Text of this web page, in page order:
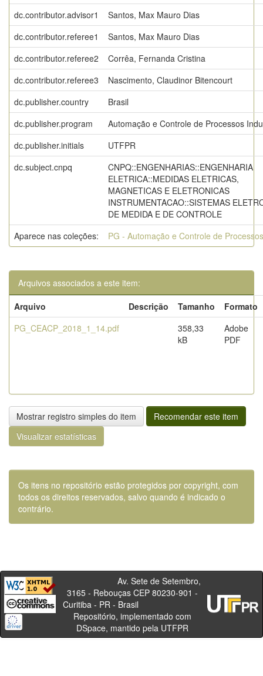
dc.contributor.advisor1
Santos, Max Mauro Dias
dc.contributor.referee1
Santos, Max Mauro Dias
dc.contributor.referee2
Corrêa, Fernanda Cristina
dc.contributor.referee3
Nascimento, Claudinor Bitencourt
dc.publisher.country
Brasil
dc.publisher.program
Automação e Controle de Processos
dc.publisher.initials
UTFPR
dc.subject.cnpq
CNPQ::ENGENHARIAS::ENGENHARIA
ELETRICA::MEDIDAS ELETRICAS,
MAGNETICAS E ELETRONICAS
INSTRUMENTACAO::SISTEMAS
DE MEDIDA E DE CONTROLE
Aparece nas coleções:
PG - Automação e Controle de
Arquivos associados a este item:
Arquivo
Descrição Tamanho
Formato
PG_CEACP_2018_1_14.pdf
358,33
kB
Adobe
PDF
Mostrar registro simples do item
Recomendar este item
Visualizar estatísticas
Os itens no repositório estão protegidos por copyright, com
todos os direitos reservados, salvo quando é indicado o
contrário.
Av. Sete de Setembro,
3165 - Rebouças CEP 80230-901 -
Curitiba - PR - Brasil
Repositório, implementado com
DSpace, mantido pela UTFPR